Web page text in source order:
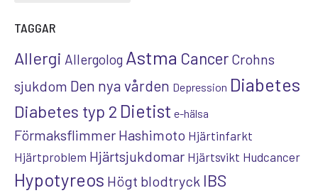
TAGGAR
Allergi Allergolog Astma Cancer Crohns
sjukdom Den nya vården Depression Diabetes
Diabetes typ 2 Dietist e-hälsa
Förmaksflimmer Hashimoto Hjärtinfarkt
Hjärtproblem Hjärtsjukdomar Hjärtsvikt Hudcancer
Hypotyreos Högt blodtryck IBS